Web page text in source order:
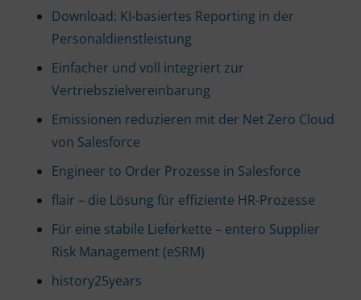
Download: KI-basiertes Reporting in der
Personaldienstleistung
Einfacher und voll integriert zur
Vertriebszielvereinbarung
Emissionen reduzieren mit der Net Zero Cloud
von Salesforce
Engineer to Order Prozesse in Salesforce
flair – die Lösung für effiziente HR-Prozesse
Für eine stabile Lieferkette – entero Supplier
Risk Management (eSRM)
history25years